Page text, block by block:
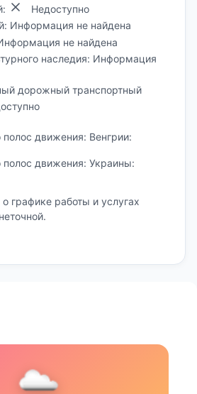
Недоступно
Информация не найдена
не найдена
наследия: Информация
дорожный транспортный
движения: Венгрии:
движения: Украины:
графике работы и услугах